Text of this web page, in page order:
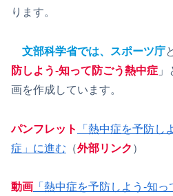
ります。
文部科学省では、スポーツ庁
防しよう-知って防ごう熱中症
画を作成しています。
パンフレット
「熱中症を予防し
症」に進む （外部リンク ）
動画 「熱中症を予防しよう-知